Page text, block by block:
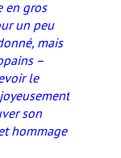
en gros
un peu
mais
–
le
son
hommage